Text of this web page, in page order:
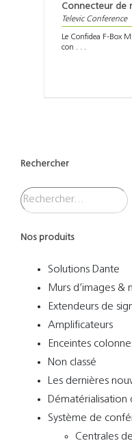
Connecteur de
Televic Conference
Le Confidea F-Box
con . . .
Rechercher
Nos produits
Solutions Dante
Murs d’images &
Extendeurs de
Amplificateurs
Enceintes
Non classé
Les dernières
Dématérialisation
Système de
Centrales